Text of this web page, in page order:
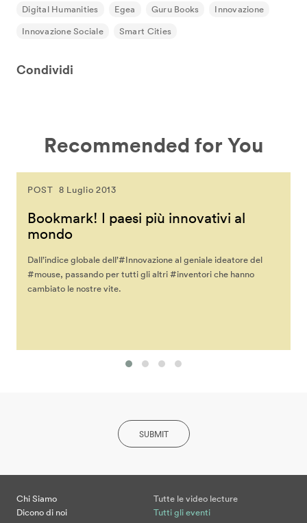
Digital Humanities Egea Guru Books
Innovazione
Innovazione Sociale
Smart Cities
Condividi
Recommended for You
POST 8 Luglio 2013
Bookmark! I paesi più innovativi al
mondo
Dall’indice globale dell’#Innovazione al geniale ideatore del
#mouse, passando per tutti gli altri #inventori che hanno
cambiato le nostre vite.
SUBMIT
Chi Siamo
Dicono di noi
Tutte le video lecture
Tutti gli eventi